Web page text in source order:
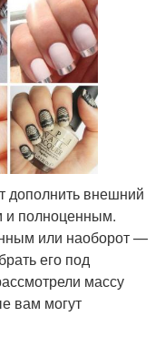
дополнить внешний
и полноценным.
или наоборот —
его под
массу
вам могут